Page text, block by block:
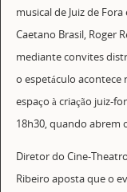
musical de Juiz de
Caetano Brasil, Roger
mediante convites
o espetáculo acontece
espaço à criação juiz-
18h30, quando abrem
Diretor do Cine-
Ribeiro aposta que o